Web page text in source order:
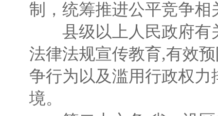
制，统筹推进公平竞争
县级以上人民政府有
法律法规宣传教育,有效
争行为以及滥用行政权
境。